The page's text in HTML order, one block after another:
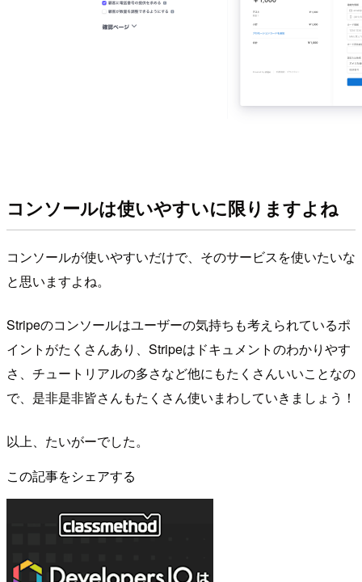
コンソールは使いやすいに限りますよね
コンソールが使いやすいだけで、そのサービスを使いたいな
と思いますよね。
Stripeのコンソールはユーザーの気持ちも考えられているポ
イントがたくさんあり、Stripeはドキュメントのわかりやす
さ、チュートリアルの多さなど他にもたくさんいいことなの
で、是非是非皆さんもたくさん使いまわしていきましょう！
以上、たいがーでした。
この記事をシェアする